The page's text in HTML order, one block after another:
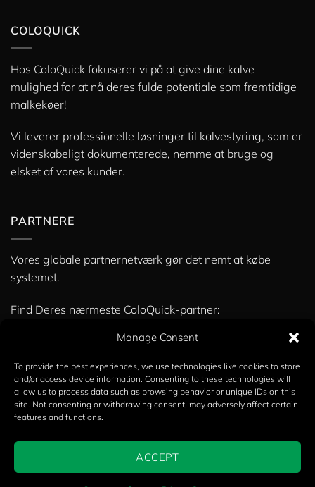
Manage Consent
To provide the best experiences, we use technologies like cookies to store
and/or access device information. Consenting to these technologies will
allow us to process data such as browsing behavior or unique IDs on this
site. Not consenting or withdrawing consent, may adversely affect certain
features and functions.
ACCEPT
COLOQUICK
Hos ColoQuick fokuserer vi på at give dine kalve
mulighed for at nå deres fulde potentiale som fremtidige
malkekøer!
Vi leverer professionelle løsninger til kalvestyring, som er
videnskabeligt dokumenterede, nemme at bruge og
elsket af vores kunder.
PARTNERE
Vores globale partnernetværk gør det nemt at købe
systemet.
Find Deres nærmeste ColoQuick-partner:
Copyright 2026 ©Calvex A/S
English
Español(Spanish) Italiano(Italian) Français(French)
Português